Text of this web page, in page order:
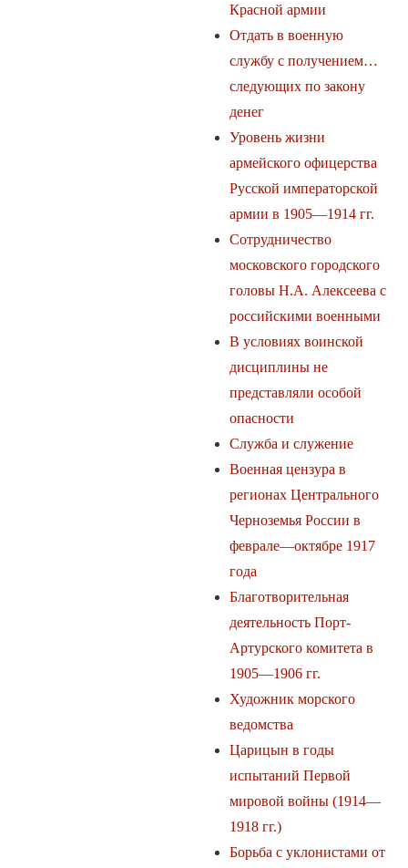
Красной армии
Отдать в военную
службу с получением…
следующих по закону
денег
Уровень жизни
армейского офицерства
Русской императорской
армии в 1905—1914 гг.
Сотрудничество
московского городского
головы Н.А. Алексеева с
российскими военными
В условиях воинской
дисциплины не
представляли особой
опасности
Служба и служение
Военная цензура в
регионах Центрального
Черноземья России в
феврале—октябре 1917
года
Благотворительная
деятельность Порт-
Артурского комитета в
1905—1906 гг.
Художник морского
ведомства
Царицын в годы
испытаний Первой
мировой войны (1914—
1918 гг.)
Борьба с уклонистами от